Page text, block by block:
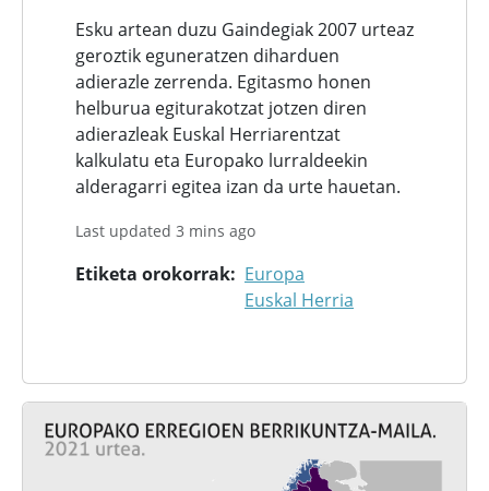
Esku artean duzu Gaindegiak 2007 urteaz
geroztik eguneratzen diharduen
adierazle zerrenda. Egitasmo honen
helburua egiturakotzat jotzen diren
adierazleak Euskal Herriarentzat
kalkulatu eta Europako lurraldeekin
alderagarri egitea izan da urte hauetan.
Last updated 3 mins ago
Etiketa orokorrak
Europa
Euskal Herria